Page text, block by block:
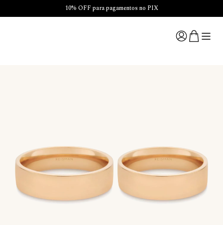
10% OFF para pagamentos no PIX